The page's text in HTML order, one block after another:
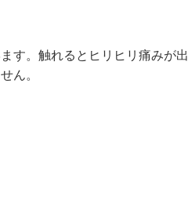
す。触れるとヒリヒリ痛みが出
ん。